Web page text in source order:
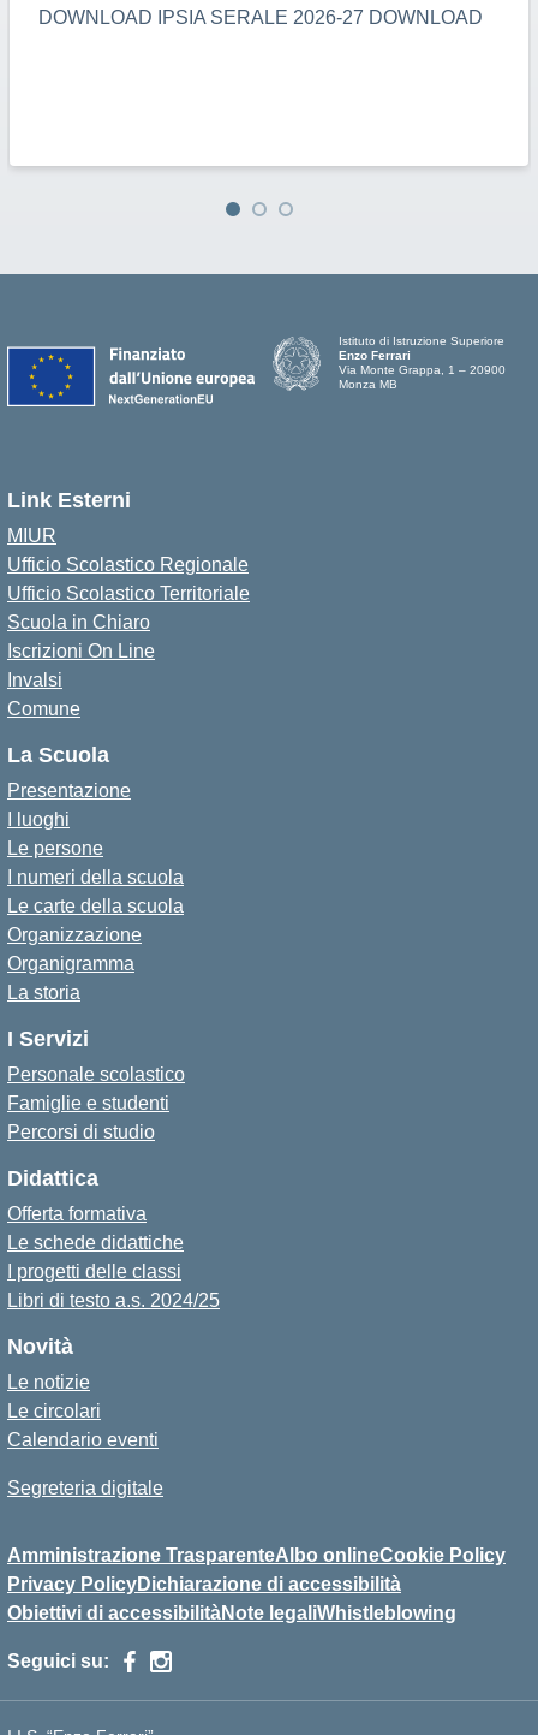
DOWNLOAD IPSIA SERALE 2026-27 DOWNLOAD
Istituto di Istruzione Superiore
Enzo Ferrari
Via Monte Grappa, 1 – 20900
Monza MB
Link Esterni
MIUR
Ufficio Scolastico Regionale
Ufficio Scolastico Territoriale
Scuola in Chiaro
Iscrizioni On Line
Invalsi
Comune
La Scuola
Presentazione
I luoghi
Le persone
I numeri della scuola
Le carte della scuola
Organizzazione
Organigramma
La storia
I Servizi
Personale scolastico
Famiglie e studenti
Percorsi di studio
Didattica
Offerta formativa
Le schede didattiche
I progetti delle classi
Libri di testo a.s. 2024/25
Novità
Le notizie
Le circolari
Calendario eventi
Segreteria digitale
Amministrazione TrasparenteAlbo onlineCookie Policy
Privacy PolicyDichiarazione di accessibilità
Obiettivi di accessibilitàNote legaliWhistleblowing
Seguici su: